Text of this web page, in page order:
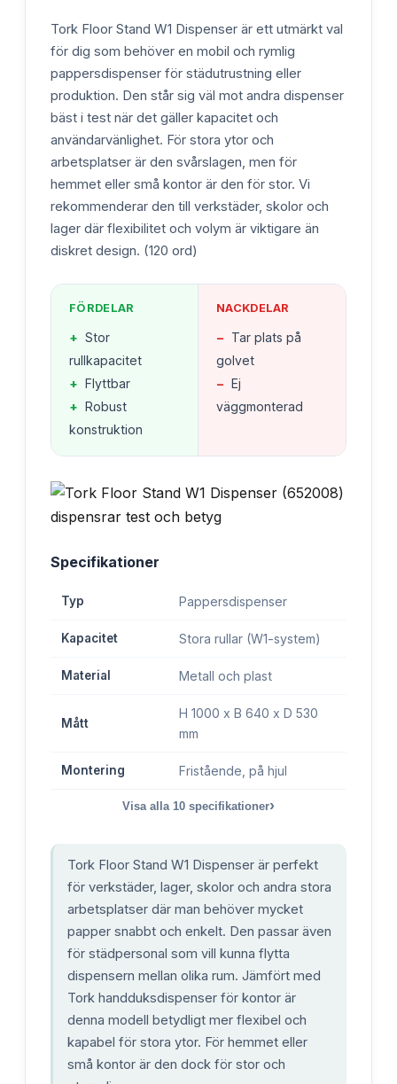
Tork Floor Stand W1 Dispenser är ett utmärkt val
för dig som behöver en mobil och rymlig
pappersdispenser för städutrustning eller
produktion. Den står sig väl mot andra dispenser
bäst i test när det gäller kapacitet och
användarvänlighet. För stora ytor och
arbetsplatser är den svårslagen, men för
hemmet eller små kontor är den för stor. Vi
rekommenderar den till verkstäder, skolor och
lager där flexibilitet och volym är viktigare än
diskret design. (120 ord)
FÖRDELAR
+ Stor
rullkapacitet
+ Flyttbar
+ Robust
konstruktion
NACKDELAR
− Tar plats på
golvet
− Ej
väggmonterad
Specifikationer
Typ Pappersdispenser
Kapacitet Stora rullar (W1-system)
Material Metall och plast
Mått
H 1000 x B 640 x D 530
mm
Montering Fristående, på hjul
Visa alla 10 specifikationer›
Tork Floor Stand W1 Dispenser är perfekt
för verkstäder, lager, skolor och andra stora
arbetsplatser där man behöver mycket
papper snabbt och enkelt. Den passar även
för städpersonal som vill kunna flytta
dispensern mellan olika rum. Jämfört med
Tork handduksdispenser för kontor är
denna modell betydligt mer flexibel och
kapabel för stora ytor. För hemmet eller
små kontor är den dock för stor och